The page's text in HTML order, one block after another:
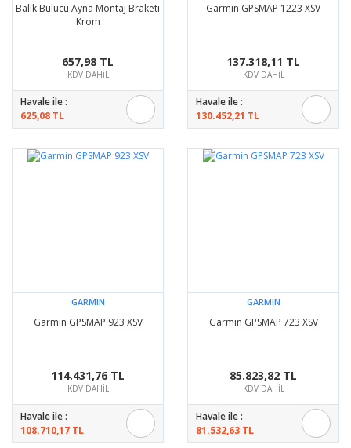
Balık Bulucu Ayna Montaj Braketi
Krom
657,98 TL
KDV DAHİL
Havale ile :
625,08 TL
Garmin GPSMAP 1223 XSV
137.318,11 TL
KDV DAHİL
Havale ile :
130.452,21 TL
GARMIN
Garmin GPSMAP 923 XSV
114.431,76 TL
KDV DAHİL
Havale ile :
108.710,17 TL
GARMIN
Garmin GPSMAP 723 XSV
85.823,82 TL
KDV DAHİL
Havale ile :
81.532,63 TL